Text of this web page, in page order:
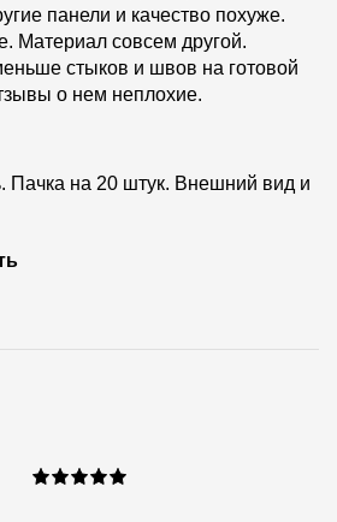
панели и качество похуже.
Материал совсем другой.
стыков и швов на готовой
о нем неплохие.
Пачка на 20 штук. Внешний вид и